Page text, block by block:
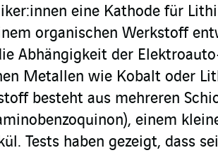
eine Kathode für
organischen Werkstoff
Abhängigkeit der
Metallen wie Kobalt oder
besteht aus mehreren
einem
Tests haben gezeigt, dass